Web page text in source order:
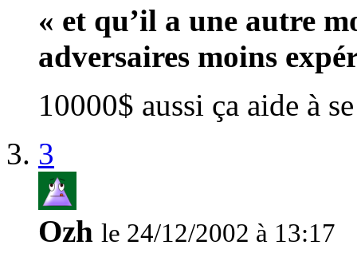
« et qu’il a une autre
adversaires moins
10000$ aussi ça aide à
3
Ozh le 24/12/2002 à 13:17